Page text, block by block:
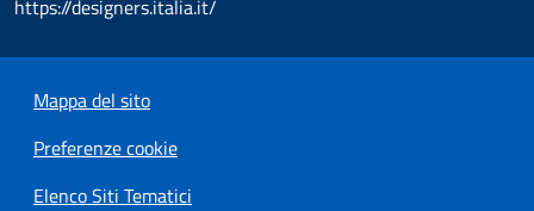
https://designers.italia.it/
Mappa del sito
Preferenze cookie
Elenco Siti Tematici